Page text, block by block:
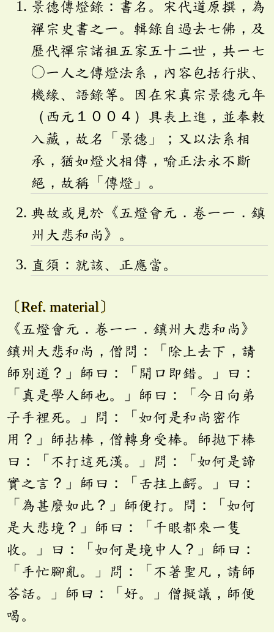
景德傳燈錄：書名。宋代道原撰，為
禪宗史書之一。輯錄自過去七佛，及
歷代禪宗諸祖五家五十二世，共一七
〇一人之傳燈法系，內容包括行狀、
機緣、語錄等。因在宋真宗景德元年
（西元１００４）具表上進，並奉敕
入藏，故名「景德」；又以法系相
承，猶如燈火相傳，喻正法永不斷
絕，故稱「傳燈」。
典故或見於《五燈會元．卷一一．鎮
州大悲和尚》。
直須：就該、正應當。
〔Ref. material〕
《五燈會元．卷一一．鎮州大悲和尚》
鎮州大悲和尚，僧問：「除上去下，請
師別道？」師曰：「開口即錯。」曰：
「真是學人師也。」師曰：「今日向弟
子手裡死。」問：「如何是和尚密作
用？」師拈棒，僧轉身受棒。師拋下棒
曰：「不打這死漢。」問：「如何是諦
實之言？」師曰：「舌拄上齶。」曰：
「為甚麼如此？」師便打。問：「如何
是大悲境？」師曰：「千眼都來一隻
收。」曰：「如何是境中人？」師曰：
「手忙腳亂。」問：「不著聖凡，請師
荅話。」師曰：「好。」僧擬議，師便
喝。